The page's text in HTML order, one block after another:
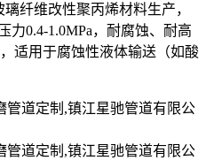
纤维改性聚丙烯材料生产，
力0.4-1.0MPa，耐腐蚀、耐高
适用于腐蚀性液体输送（如酸